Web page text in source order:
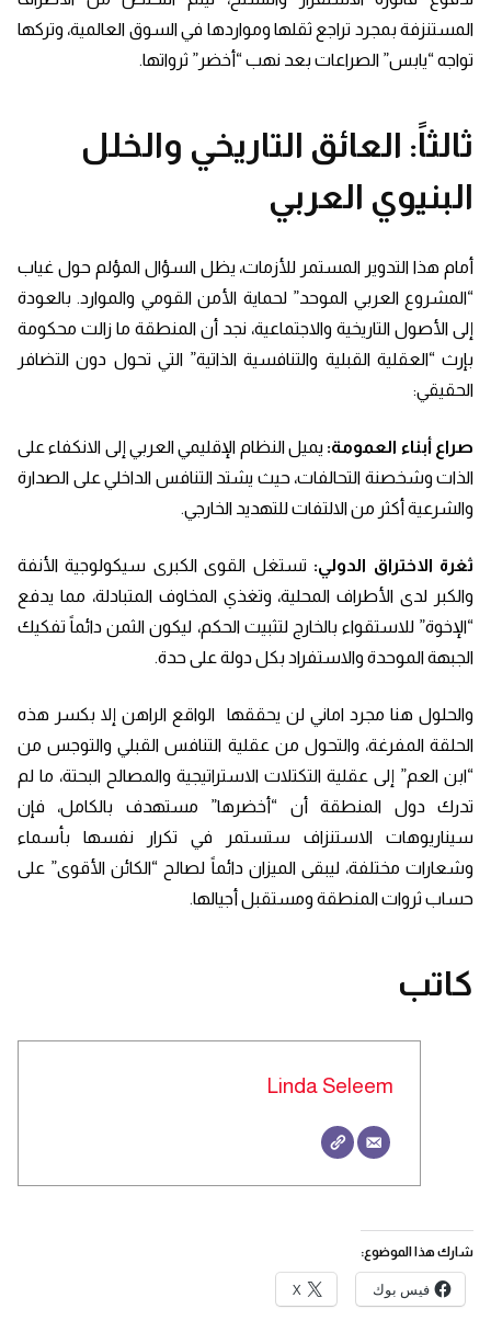
المستنزفة بمجرد تراجع ثقلها ومواردها في السوق العالمية، وتركها
تواجه “يابس” الصراعات بعد نهب “أخضر” ثرواتها.
ثالثاً: العائق التاريخي والخلل
البنيوي العربي
أمام هذا التدوير المستمر للأزمات، يظل السؤال المؤلم حول غياب
“المشروع العربي الموحد” لحماية الأمن القومي والموارد. بالعودة
إلى الأصول التاريخية والاجتماعية، نجد أن المنطقة ما زالت محكومة
بإرث “العقلية القبلية والتنافسية الذاتية” التي تحول دون التضافر
الحقيقي:
صراع أبناء العمومة: يميل النظام الإقليمي العربي إلى الانكفاء على
الذات وشخصنة التحالفات، حيث يشتد التنافس الداخلي على الصدارة
والشرعية أكثر من الالتفات للتهديد الخارجي.
ثغرة الاختراق الدولي: تستغل القوى الكبرى سيكولوجية الأنفة
والكبر لدى الأطراف المحلية، وتغذي المخاوف المتبادلة، مما يدفع
“الإخوة” للاستقواء بالخارج لتثبيت الحكم، ليكون الثمن دائماً تفكيك
الجبهة الموحدة والاستفراد بكل دولة على حدة.
والحلول هنا مجرد اماني لن يحققها الواقع الراهن إلا بكسر هذه
الحلقة المفرغة، والتحول من عقلية التنافس القبلي والتوجس من
“ابن العم” إلى عقلية التكتلات الاستراتيجية والمصالح البحتة، ما لم
تدرك دول المنطقة أن “أخضرها” مستهدف بالكامل، فإن
سيناريوهات الاستنزاف ستستمر في تكرار نفسها بأسماء
وشعارات مختلفة، ليبقى الميزان دائماً لصالح “الكائن الأقوى” على
حساب ثروات المنطقة ومستقبل أجيالها.
كاتب
Linda Seleem
شارك هذا الموضوع:
فيس بوك X